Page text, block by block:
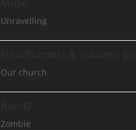
Unravelling
Our church
Zombie